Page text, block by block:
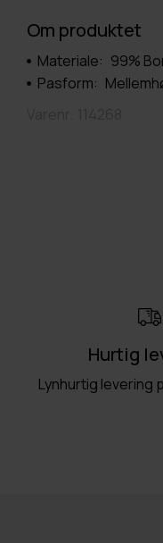
Om produktet
Materiale: 99%
Pasform:
Hurtig
Lynhurtig levering